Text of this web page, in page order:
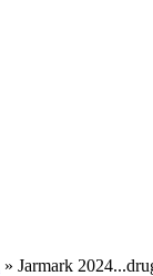
» Jarmark